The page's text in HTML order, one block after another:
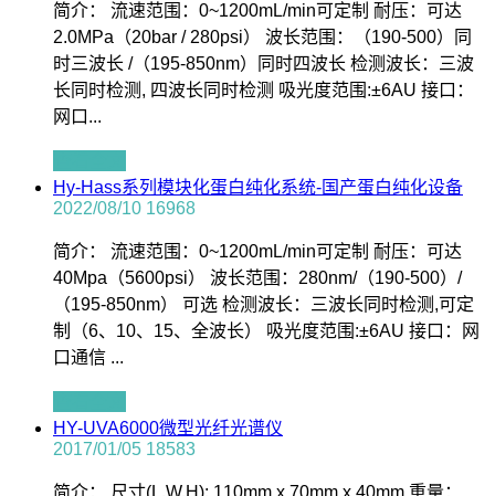
简介： 流速范围：0~1200mL/min可定制 耐压：可达
2.0MPa（20bar / 280psi） 波长范围：（190-500）同
时三波长 /（195-850nm）同时四波长 检测波长：三波
长同时检测, 四波长同时检测 吸光度范围:±6AU 接口：
网口...
Hy-Hass系列模块化蛋白纯化系统-国产蛋白纯化设备
2022/08/10 16968
简介： 流速范围：0~1200mL/min可定制 耐压：可达
40Mpa（5600psi） 波长范围：280nm/（190-500）/
（195-850nm） 可选 检测波长：三波长同时检测,可定
制（6、10、15、全波长） 吸光度范围:±6AU 接口：网
口通信 ...
HY-UVA6000微型光纤光谱仪
2017/01/05 18583